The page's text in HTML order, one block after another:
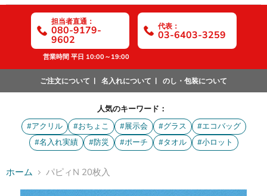
担当者直通：
080-9179-
9602
代表：
03-6403-3259
営業時間 平日 10:00～19:00
ご注文について 名入れについて のし・包装について
人気のキーワード：
#アクリル
#おちょこ #展示会 #グラス
#エコバッグ
#名入れ実績
#防災 #ポーチ #タオル #小ロット
ホーム パピィN 20枚入